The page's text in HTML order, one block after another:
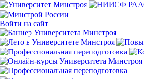
Войти на сайт